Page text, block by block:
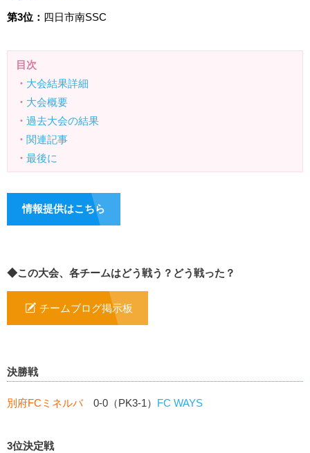
第3位： 四日市南SSC
目次
・ 大会結果詳細
・ 大会概要
・ 過去大会の結果
・ 関連記事
・ 最後に
情報提供はこちら
◆この大会、各チームはどう戦う？どう戦った？
チームブログ掲示板
決勝戦
別府FCミネルバ0-0（PK3-1） FC WAYS
3位決定戦